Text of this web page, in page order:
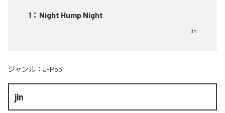
1 ： Night Hump Night
jin
ジャンル： J-Pop
jin